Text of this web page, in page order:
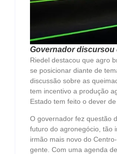
Governador discursou
Riedel destacou que agro
se posicionar diante de
discussão sobre as
tem incentivo a produção
Estado tem feito o dever
O governador fez questão
futuro do agronegócio, tão
irmão mais novo do
gente. Com uma agenda